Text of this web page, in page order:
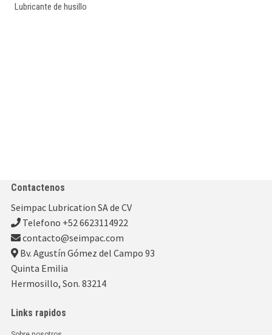
Lubricante de husillo
Contactenos
Seimpac Lubrication SA de CV
Telefono +52 6623114922
contacto@seimpac.com
Bv. Agustín Gómez del Campo 93
Quinta Emilia
Hermosillo, Son. 83214
Links rapidos